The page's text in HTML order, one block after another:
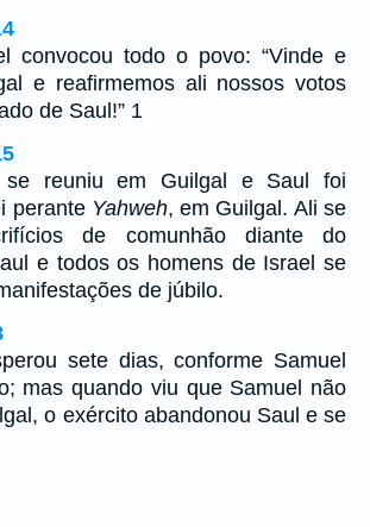
convocou todo o povo: “Vinde e
e reafirmemos ali nossos votos
de Saul!” 1
reuniu em Guilgal e Saul foi
perante Yahweh, em Guilgal. Ali se
de comunhão diante do
e todos os homens de Israel se
de júbilo.
sete dias, conforme Samuel
mas quando viu que Samuel não
o exército abandonou Saul e se